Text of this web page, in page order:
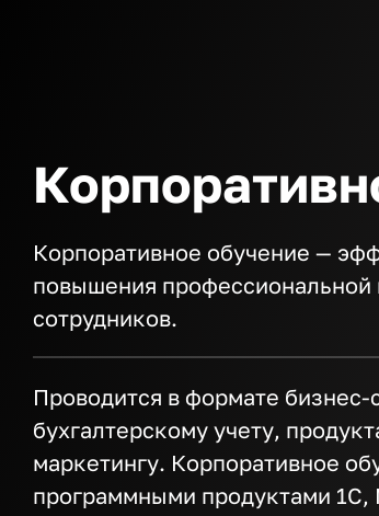
Корпоративное обучение —
повышения
сотрудников.
Проводится в формате
бухгалтерскому учету,
маркетингу. Корпоративное
программными продуктами 1С,